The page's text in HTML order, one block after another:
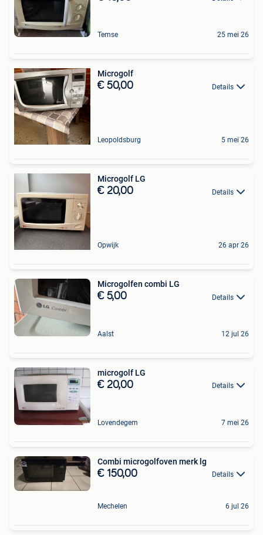
Temse 25 mei 26
Microgolf
€ 50,00 Details
Leopoldsburg 5 mei 26
Microgolf LG
€ 20,00 Details
Opwijk 26 apr 26
Microgolfen combi LG
€ 5,00 Details
Aalst 12 jul 26
microgolf LG
€ 20,00 Details
Lovendegem 7 mei 26
Combi microgolfoven merk lg
€ 150,00 Details
Mechelen 6 jul 26